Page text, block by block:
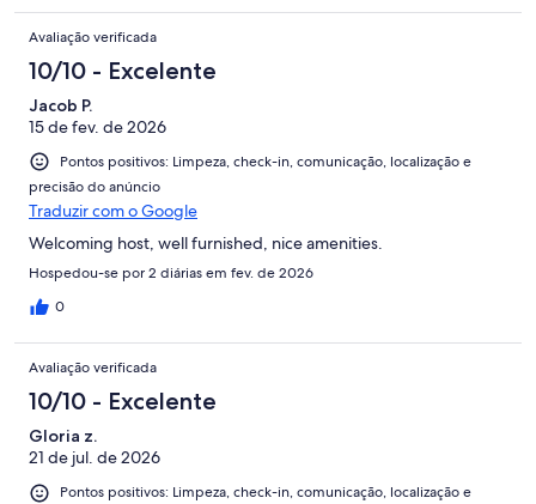
Avaliação verificada
10/10 - Excelente
Jacob P.
15 de fev. de 2026
Pontos positivos: Limpeza, check-in, comunicação, localização e
precisão do anúncio
Traduzir com o Google
Welcoming host, well furnished, nice amenities.
Hospedou-se por 2 diárias em fev. de 2026
0
Avaliação verificada
10/10 - Excelente
Gloria z.
21 de jul. de 2026
Pontos positivos: Limpeza, check-in, comunicação, localização e